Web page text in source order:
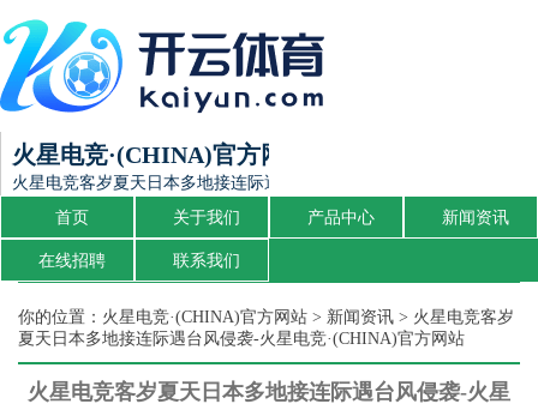
火星电竞·(CHINA)官方网站
火星电竞客岁夏天日本多地接连际遇台风侵袭-火星电竞·(CHINA)官方
首页
关于我们 产品中心 新闻资讯
在线招聘 联系我们
你的位置： 火星电竞·(CHINA)官方网站 > 新闻资讯 > 火星电竞客岁
夏天日本多地接连际遇台风侵袭-火星电竞·(CHINA)官方网站
火星电竞客岁夏天日本多地接连际遇台风侵袭-火星